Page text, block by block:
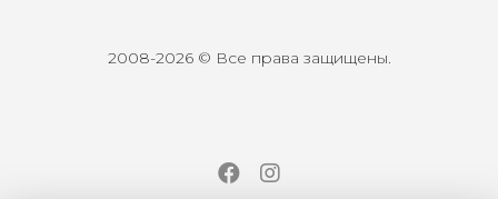
2008-2026 © Все права защищены.
FacebookInstagram